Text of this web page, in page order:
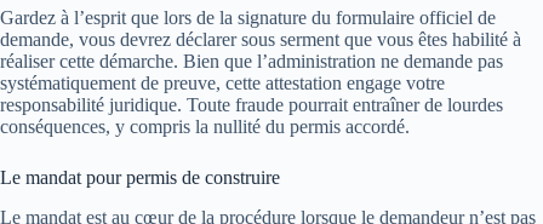
Gardez à l’esprit que lors de la signature du formulaire officiel de
demande, vous devrez déclarer sous serment que vous êtes habilité à
réaliser cette démarche. Bien que l’administration ne demande pas
systématiquement de preuve, cette attestation engage votre
responsabilité juridique. Toute fraude pourrait entraîner de lourdes
conséquences, y compris la nullité du permis accordé.
Le mandat pour permis de construire
Le mandat est au cœur de la procédure lorsque le demandeur n’est pas